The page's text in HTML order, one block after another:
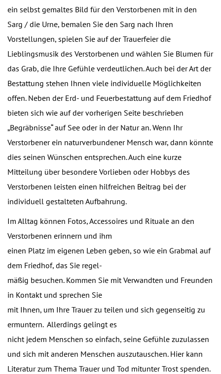
ein selbst gemaltes Bild für den Verstorbenen mit in den
Sarg / die Urne, bemalen Sie den Sarg nach Ihren
Vorstellungen, spielen Sie auf der Trauerfeier die
Lieblingsmusik des Verstorbenen und wählen Sie Blumen für
das Grab, die Ihre Gefühle verdeutlichen. Auch bei der Art der
Bestattung stehen Ihnen viele individuelle Möglichkeiten
offen. Neben der Erd- und Feuerbestattung auf dem Friedhof
bieten sich wie auf der vorherigen Seite beschrieben
„Begräbnisse“ auf See oder in der Natur an. Wenn Ihr
Verstorbener ein naturverbundener Mensch war, dann könnte
dies seinen Wünschen entsprechen. Auch eine kurze
Mitteilung über besondere Vorlieben oder Hobbys des
Verstorbenen leisten einen hilfreichen Beitrag bei der
individuell gestalteten Aufbahrung.
Im Alltag können Fotos, Accessoires und Rituale an den
Verstorbenen erinnern und ihm
einen Platz im eigenen Leben geben, so wie ein Grabmal auf
dem Friedhof, das Sie regel-
mäßig besuchen. Kommen Sie mit Verwandten und Freunden
in Kontakt und sprechen Sie
mit Ihnen, um Ihre Trauer zu teilen und sich gegenseitig zu
ermuntern. Allerdings gelingt es
nicht jedem Menschen so einfach, seine Gefühle zuzulassen
und sich mit anderen Menschen auszutauschen. Hier kann
Literatur zum Thema Trauer und Tod mitunter Trost spenden.